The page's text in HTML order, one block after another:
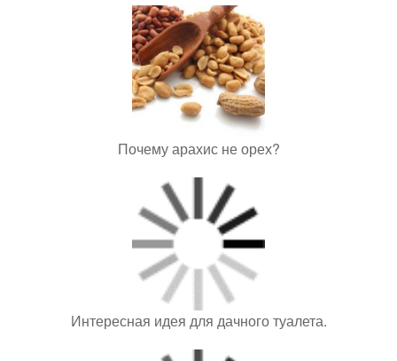
Почему арахис не орех?
Интересная идея для дачного туалета.